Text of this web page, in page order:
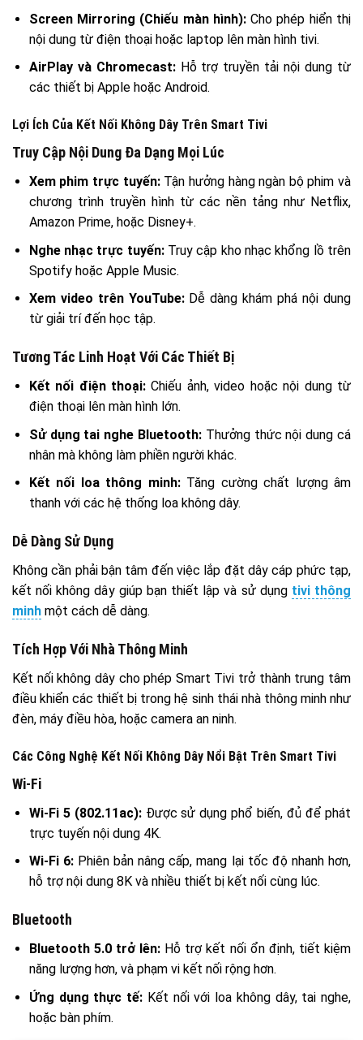
Screen Mirroring (Chiếu màn hình):Cho phép hiển thị
nội dung từ điện thoại hoặc laptop lên màn hình tivi.
AirPlay và Chromecast:Hỗ trợ truyền tải nội dung từ
các thiết bị Apple hoặc Android.
Lợi Ích Của Kết Nối Không Dây Trên Smart Tivi
Truy Cập Nội Dung Đa Dạng Mọi Lúc
Xem phim trực tuyến:Tận hưởng hàng ngàn bộ phim và
chương trình truyền hình từ các nền tảng như Netflix,
Amazon Prime, hoặc Disney+.
Nghe nhạc trực tuyến:Truy cập kho nhạc khổng lồ trên
Spotify hoặc Apple Music.
Xem video trên YouTube:Dễ dàng khám phá nội dung
từ giải trí đến học tập.
Tương Tác Linh Hoạt Với Các Thiết Bị
Kết nối điện thoại: Chiếu ảnh, video hoặc nội dung từ
điện thoại lên màn hình lớn.
Sử dụng tai nghe Bluetooth: Thưởng thức nội dung cá
nhân mà không làm phiền người khác.
Kết nối loa thông minh:Tăng cường chất lượng âm
thanh với các hệ thống loa không dây.
Dễ Dàng Sử Dụng
Không cần phải bận tâm đến việc lắp đặt dây cáp phức tạp,
kết nối không dây giúp bạn thiết lập và sử dụng tivi thông
minh một cách dễ dàng.
Tích Hợp Với Nhà Thông Minh
Kết nối không dây cho phép Smart Tivi trở thành trung tâm
điều khiển các thiết bị trong hệ sinh thái nhà thông minh như
đèn, máy điều hòa, hoặc camera an ninh.
Các Công Nghệ Kết Nối Không Dây Nổi Bật Trên Smart Tivi
Wi-Fi
Wi-Fi 5 (802.11ac):Được sử dụng phổ biến, đủ để phát
trực tuyến nội dung 4K.
Wi-Fi 6:Phiên bản nâng cấp, mang lại tốc độ nhanh hơn,
hỗ trợ nội dung 8K và nhiều thiết bị kết nối cùng lúc.
Bluetooth
Bluetooth 5.0 trở lên: Hỗ trợ kết nối ổn định, tiết kiệm
năng lượng hơn, và phạm vi kết nối rộng hơn.
Ứng dụng thực tế: Kết nối với loa không dây, tai nghe,
hoặc bàn phím.